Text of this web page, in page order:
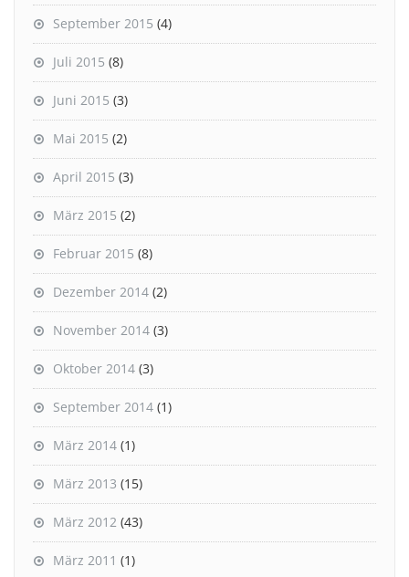
September 2015 (4)
Juli 2015 (8)
Juni 2015 (3)
Mai 2015 (2)
April 2015 (3)
März 2015 (2)
Februar 2015 (8)
Dezember 2014 (2)
November 2014 (3)
Oktober 2014 (3)
September 2014 (1)
März 2014 (1)
März 2013 (15)
März 2012 (43)
März 2011 (1)